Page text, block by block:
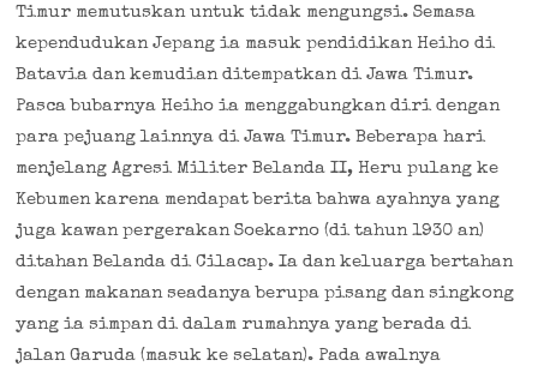
Timur memutuskan untuk tidak mengungsi. Semasa
kependudukan Jepang ia masuk pendidikan Heiho di
Batavia dan kemudian ditempatkan di Jawa Timur.
Pasca bubarnya Heiho ia menggabungkan diri dengan
para pejuang lainnya di Jawa Timur. Beberapa hari
menjelang Agresi Militer Belanda II, Heru pulang ke
Kebumen karena mendapat berita bahwa ayahnya yang
juga kawan pergerakan Soekarno (di tahun 1930 an)
ditahan Belanda di Cilacap. Ia dan keluarga bertahan
dengan makanan seadanya berupa pisang dan singkong
yang ia simpan di dalam rumahnya yang berada di
jalan Garuda (masuk ke selatan). Pada awalnya